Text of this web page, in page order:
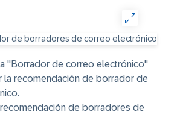
"Borrador de correo electrónico"
la recomendación de borrador de
recomendación de borradores de